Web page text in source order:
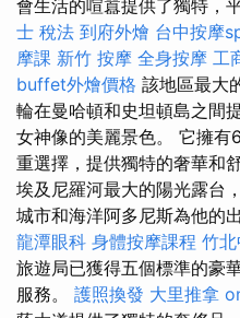
會生活的喧囂提供了獨特，
士 稅法 到府外燴 台中按摩
摩課 新竹 按摩 全身按摩 工
buffet外燴價格 該地區最大
輪在曼哈頓和史坦頓島之間
女神像的美麗景色。 它擁
重選擇，提供獨特的奢華和
埃及尼羅河最大的陽光露台
城市和海洋阿多尼斯為他的
龍潭眼科 身體按摩課程 竹
旅遊局已獲得五個標準的豪
服務。 護照換發 大里推拿